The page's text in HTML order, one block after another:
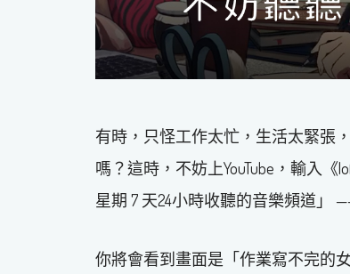
有時，只怪工作太忙，生活太緊張
嗎？這時，不妨上YouTube，輸入《
星期 7 天24小時收聽的音樂頻道」
你將會看到畫面是「作業寫不完的